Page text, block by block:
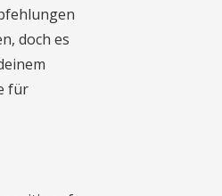
doch es
für